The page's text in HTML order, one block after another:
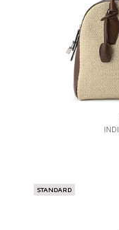
絞り込む
STANDARD